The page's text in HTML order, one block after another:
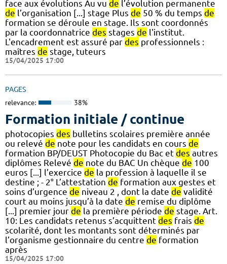
face aux évolutions Au vu de l’évolution permanente
de l’organisation [...] stage Plus de 50 % du temps de
formation se déroule en stage. Ils sont coordonnés
par la coordonnatrice des stages de l'institut.
L'encadrement est assuré par des professionnels :
maîtres de stage, tuteurs
15/04/2025 17:00
PAGES
relevance: 38%
Formation initiale / continue
photocopies des bulletins scolaires première année
ou relevé de note pour les candidats en cours de
formation BP/DEUST Photocopie du Bac et des autres
diplômes Relevé de note du BAC Un chèque de 100
euros [...] l’exercice de la profession à laquelle il se
destine ; - 2° L’attestation de formation aux gestes et
soins d’urgence de niveau 2 , dont la date de validité
court au moins jusqu’à la date de remise du diplôme
[...] premier jour de la première période de stage. Art.
10: Les candidats retenus s’acquittent des frais de
scolarité, dont les montants sont déterminés par
l’organisme gestionnaire du centre de formation
après
15/04/2025 17:00